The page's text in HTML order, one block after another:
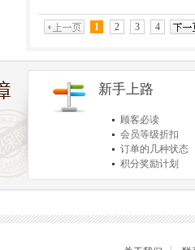
1 2 3 4
新手上路
顾客必读
会员等级折扣
订单的几种状态
积分奖励计划
商品退货保障